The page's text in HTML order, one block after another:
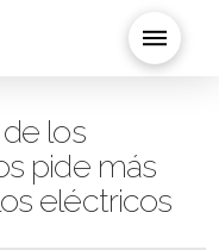
los
pide más
eléctricos